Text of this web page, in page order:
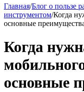
Главная/Блог о пользе
инструментом/Когда
основные
Когда
основные